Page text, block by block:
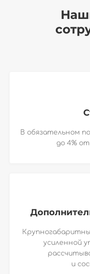
В обязательном
до 4%
усиленной
и